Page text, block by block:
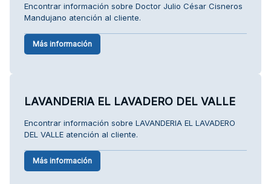
Encontrar información sobre Doctor Julio César Cisneros
Mandujano atención al cliente.
Más información
LAVANDERIA EL LAVADERO DEL VALLE
Encontrar información sobre LAVANDERIA EL LAVADERO
DEL VALLE atención al cliente.
Más información